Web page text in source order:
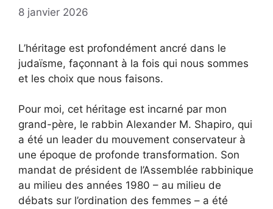
8 janvier 2026
L’héritage est profondément ancré dans le
judaïsme, façonnant à la fois qui nous sommes
et les choix que nous faisons.
Pour moi, cet héritage est incarné par mon
grand-père, le rabbin Alexander M. Shapiro, qui
a été un leader du mouvement conservateur à
une époque de profonde transformation. Son
mandat de président de l’Assemblée rabbinique
au milieu des années 1980 – au milieu de
débats sur l’ordination des femmes – a été